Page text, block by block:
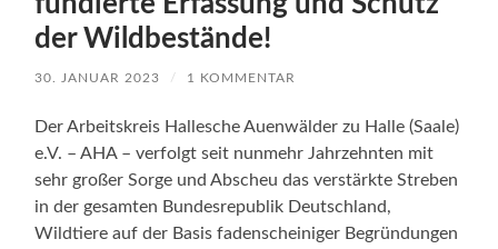
der Wildbestände!
30. JANUAR 2023 / 1 KOMMENTAR
Der Arbeitskreis Hallesche Auenwälder zu Halle (Saale)
e.V. – AHA – verfolgt seit nunmehr Jahrzehnten mit
sehr großer Sorge und Abscheu das verstärkte Streben
in der gesamten Bundesrepublik Deutschland,
Wildtiere auf der Basis fadenscheiniger Begründungen